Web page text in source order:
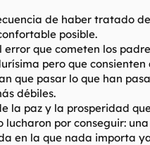
largos y tendidos. La población
también tenemos las
de conocimiento y
señal que nunca y
y sacar lo realmente bueno,
para hacer que acabe
la pena. Lo bueno acaba
lo marginal siempre está ahí
de que estemos listos.
de haber tratado
posible.
error que cometen los
pero que consienten
que pasar lo que han
débiles.
la paz y la prosperidad
lucharon por conseguir:
en la que nada importa